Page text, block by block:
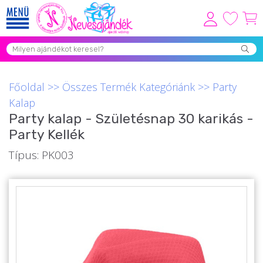
Viszonteladóknak
Grill Party Kellékek ❤️
Egyedi Ajándékok Rendelés
Összes Ajándék Kategória ⭐
Vicces Pólók
Szerelmes Ajándékok ❤
Főoldal >> Összes Termék Kategóriánk >> Party
Kalap
Party kalap - Születésnap 30 karikás -
Party Kellék
Típus: PK003